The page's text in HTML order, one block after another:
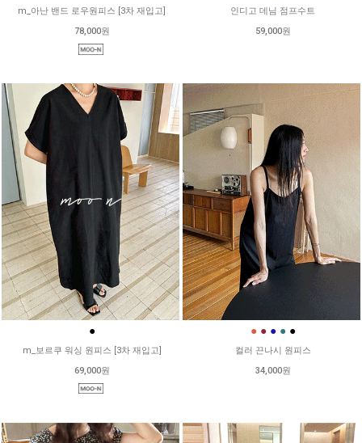
m_아난 밴드 로우원피스 [3차 재입고]
78,000원
인디고 데님 점프수트
59,000원
●
m_보르쿠 워싱 원피스 [3차 재입고]
69,000원
● ● ● ● ●
컬러 끈나시 원피스
34,000원